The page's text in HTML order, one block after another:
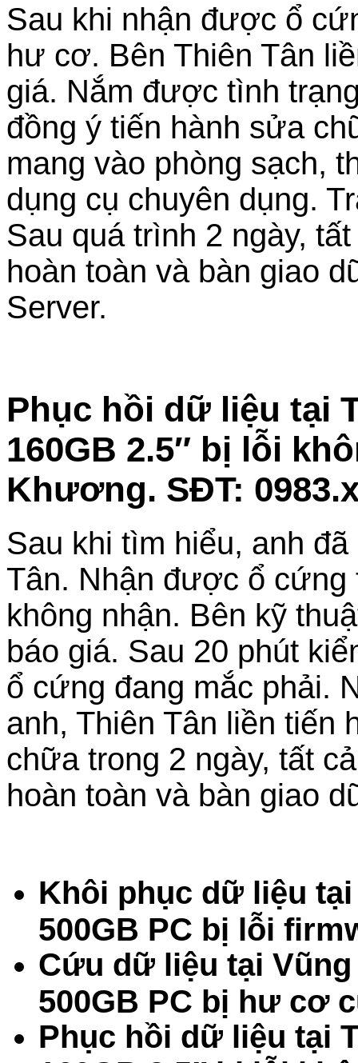
Sau khi nhận được ổ
hư cơ. Bên Thiên Tân
giá. Nắm được tình
đồng ý tiến hành sửa
mang vào phòng sạch,
dụng cụ chuyên dụng.
Sau quá trình 2 ngày,
hoàn toàn và bàn giao
Server.
Phục hồi dữ liệu tại
160GB 2.5″ bị lỗi
Khương. SĐT:
Sau khi tìm hiểu, anh
Tân. Nhận được ổ cứng
không nhận. Bên kỹ
báo giá. Sau 20 phút
ổ cứng đang mắc phải.
anh, Thiên Tân liền tiến
chữa trong 2 ngày, tất
hoàn toàn và bàn giao
Khôi phục dữ liệu
500GB PC bị lỗi
Cứu dữ liệu tại
500GB PC bị hư cơ
Phục hồi dữ liệu tại